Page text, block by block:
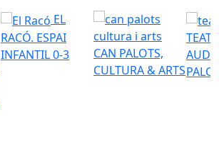
EL
RACÓ. ESPAI
INFANTIL 0-3
CAN PALOTS,
CULTURA & ARTS